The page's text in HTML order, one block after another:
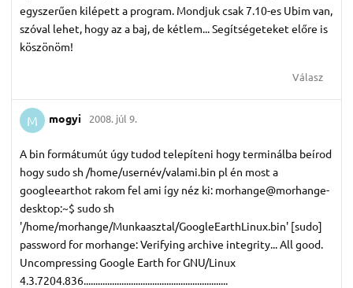
egyszerűen kilépett a program. Mondjuk csak 7.10-es Ubim van,
szóval lehet, hogy az a baj, de kétlem... Segítségeteket előre is
köszönöm!
Válasz
M mogyi 2008. júl 9.
A bin formátumút úgy tudod telepíteni hogy terminálba beírod
hogy sudo sh /home/usernév/valami.bin pl én most a
googleearthot rakom fel ami így néz ki: morhange@morhange-
desktop:~$ sudo sh
'/home/morhange/Munkaasztal/GoogleEarthLinux.bin' [sudo]
password for morhange: Verifying archive integrity... All good.
Uncompressing Google Earth for GNU/Linux
4.3.7204.836.............................................................